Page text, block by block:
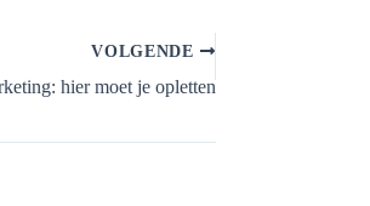
VOLGENDE
hier moet je opletten